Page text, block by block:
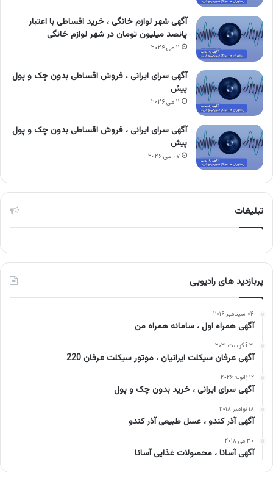
آگهی شهر لوازم خانگی ، خرید اقساطی با اعتبار
پانصد میلیون تومان در شهر لوازم خانگی
۱۱ می ۲۰۲۶
آگهی سرای ایرانی ، فروش اقساطی بدون چک و پول
پیش
۱۱ می ۲۰۲۶
آگهی سرای ایرانی ، فروش اقساطی بدون چک و پول
پیش
۰۷ می ۲۰۲۶
تبلیغات
پربازدید های رادیویی
۰۴ سپتامبر ۲۰۱۶
آگهی همراه اول ، سامانه همراه من
۲۱ آگوست ۲۰۲۱
آگهی عرفان سیکلت ایرانیان ، موتور سیکلت عرفان 220
۱۲ ژانویه ۲۰۲۶
آگهی سرای ایرانی ، خرید بدون چک و پول
۱۸ نوامبر ۲۰۱۸
آگهی آذر کندو ، عسل طبیعی آذر کندو
۳۰ می ۲۰۱۸
آگهی آسانا ، محصولات غذایی آسانا